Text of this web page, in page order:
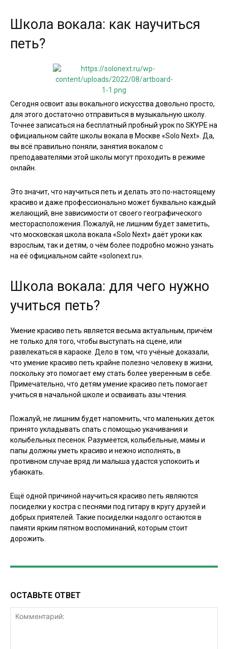
Школа вокала: как научиться
петь?
Сегодня освоит азы вокального искусства довольно просто,
для этого достаточно отправиться в музыкальную школу.
Точнее записаться на бесплатный пробный урок по SKYPE на
официальном сайте школы вокала в Москве «Solo Next». Да,
вы всё правильно поняли, занятия вокалом с
преподавателями этой школы могут проходить в режиме
онлайн.
Это значит, что научиться петь и делать это по-настоящему
красиво и даже профессионально может буквально каждый
желающий, вне зависимости от своего географического
месторасположения. Пожалуй, не лишним будет заметить,
что московская школа вокала «Solo Next» даёт уроки как
взрослым, так и детям, о чём более подробно можно узнать
на её официальном сайте «solonext.ru».
Школа вокала: для чего нужно
учиться петь?
Умение красиво петь является весьма актуальным, причём
не только для того, чтобы выступать на сцене, или
развлекаться в караоке. Дело в том, что учёные доказали,
что умение красиво петь крайне полезно человеку в жизни,
поскольку это помогает ему стать более уверенным в себе.
Примечательно, что детям умение красиво петь помогает
учиться в начальной школе и осваивать азы чтения.
Пожалуй, не лишним будет напомнить, что маленьких деток
принято укладывать спать с помощью укачивания и
колыбельных песенок. Разумеется, колыбельные, мамы и
папы должны уметь красиво и нежно исполнять, в
противном случае вряд ли малыша удастся успокоить и
убаюкать.
Ещё одной причиной научиться красиво петь являются
посиделки у костра с песнями под гитару в кругу друзей и
добрых приятелей. Такие посиделки надолго остаются в
памяти ярким пятном воспоминаний, которым стоит
дорожить.
ОСТАВЬТЕ ОТВЕТ